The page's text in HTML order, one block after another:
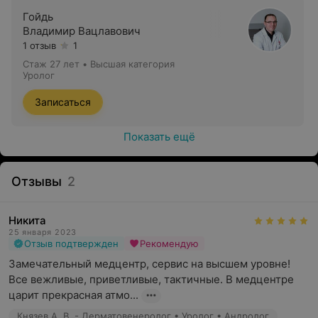
рекомендуется делать это раз в полгода. Мужчинам
старше сорока лет рекомендуется также детальное
обследование предстательной железы и мошонки.
Медцентр «НОВАМЕД» предлагает услуги
квалифицированного специалиста, который может
Гойдь
Владимир Вацлавович
1 отзыв
1
Стаж 27 лет • Высшая категория
Уролог
Записаться
Показать ещё
Отзывы 2
Никита
25 января 2023
Отзыв подтвержден Рекомендую
Замечательный медцентр, сервис на высшем уровне!
Все вежливые, приветливые, тактичные. В медцентре
царит прекрасная атмо...